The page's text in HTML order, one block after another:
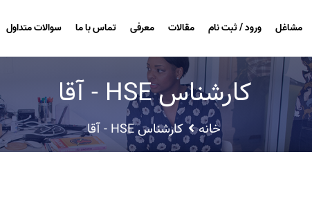
مشاغل ورود / ثبت نام مقالات معرفی تماس با ما سوالات متداول
کارشناس HSE - آقا
خانه کارشناس HSE - آقا